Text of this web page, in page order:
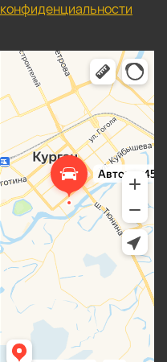
конфиденциальности